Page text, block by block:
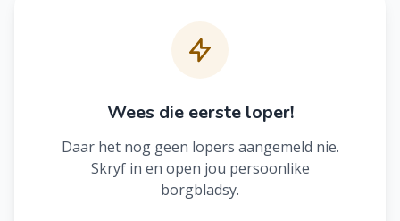
Wees die eerste loper!
Daar het nog geen lopers aangemeld nie.
Skryf in en open jou persoonlike
borgbladsy.